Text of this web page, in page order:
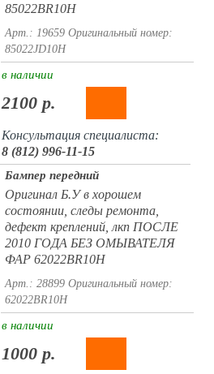
85022BR10H
Арт.: 19659 Оригинальный номер:
85022JD10H
в наличии
2100 р.
Консультация специалиста:
8 (812) 996-11-15
Бампер передний
Оригинал Б.У в хорошем
состоянии, следы ремонта,
дефект креплений, лкп ПОСЛЕ
2010 ГОДА БЕЗ ОМЫВАТЕЛЯ
ФАР 62022BR10H
Арт.: 28899 Оригинальный номер:
62022BR10H
в наличии
1000 р.